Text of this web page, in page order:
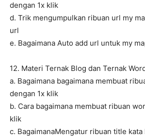
dengan 1x klik
d. Trik mengumpulkan ribuan url my
url
e. Bagaimana Auto add url untuk my
12. Materi Ternak Blog dan Ternak
a. Bagaimana bagaimana membuat
dengan 1x klik
b. Cara bagaimana membuat ribuan
klik
c. BagaimanaMengatur ribuan title